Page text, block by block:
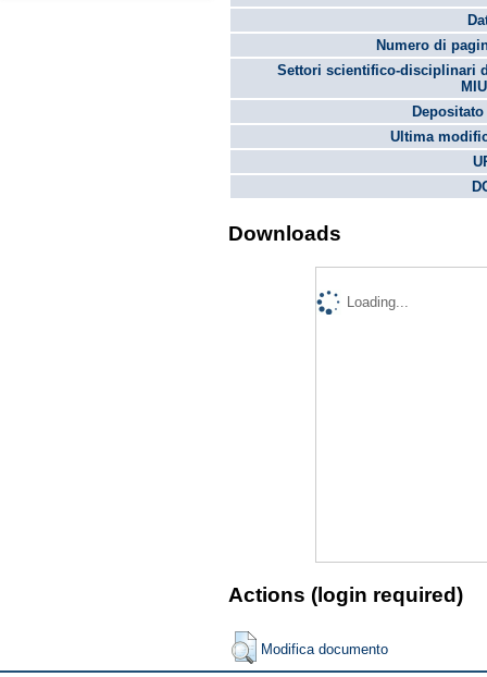
Numero di
Settori scientifico-disciplinari
Ultima
Downloads
Loading...
Actions (login required)
Modifica documento